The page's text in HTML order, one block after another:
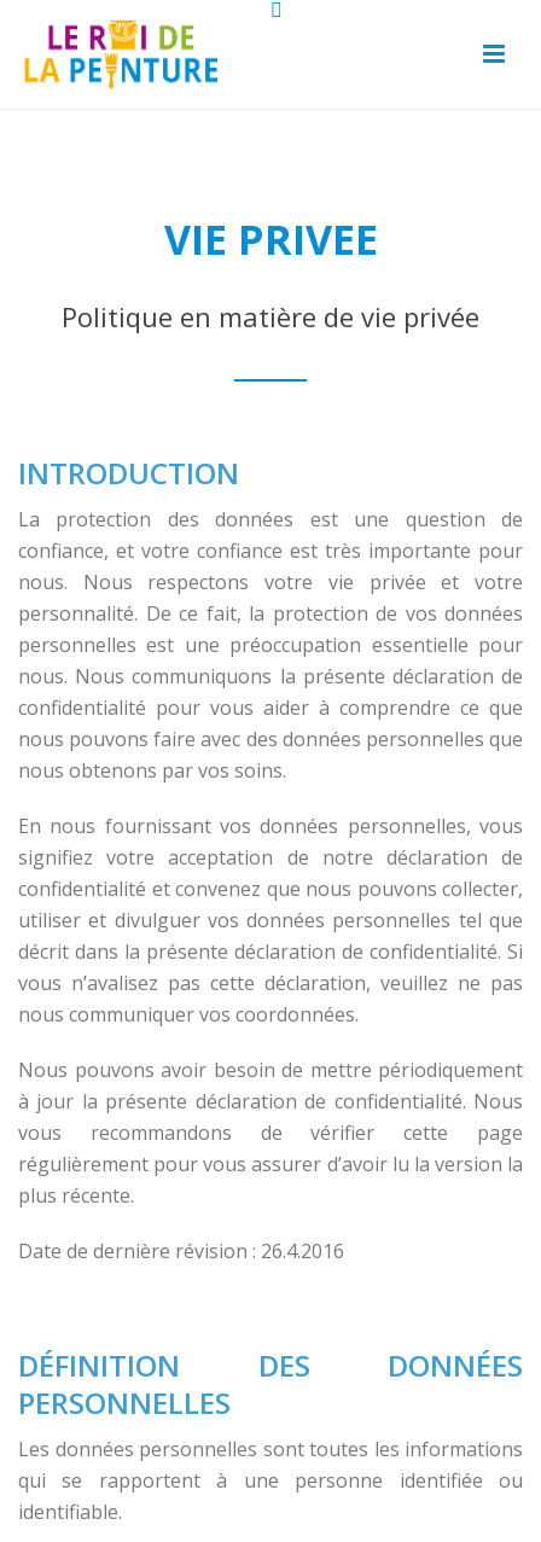
VIE PRIVEE
Politique en matière de vie privée
INTRODUCTION
La protection des données est une question de
confiance, et votre confiance est très importante pour
nous. Nous respectons votre vie privée et votre
personnalité. De ce fait, la protection de vos données
personnelles est une préoccupation essentielle pour
nous. Nous communiquons la présente déclaration de
confidentialité pour vous aider à comprendre ce que
nous pouvons faire avec des données personnelles que
nous obtenons par vos soins.
En nous fournissant vos données personnelles, vous
signifiez votre acceptation de notre déclaration de
confidentialité et convenez que nous pouvons collecter,
utiliser et divulguer vos données personnelles tel que
décrit dans la présente déclaration de confidentialité. Si
vous n’avalisez pas cette déclaration, veuillez ne pas
nous communiquer vos coordonnées.
Nous pouvons avoir besoin de mettre périodiquement
à jour la présente déclaration de confidentialité. Nous
vous recommandons de vérifier cette page
régulièrement pour vous assurer d’avoir lu la version la
plus récente.
Date de dernière révision : 26.4.2016
DÉFINITION DES DONNÉES
PERSONNELLES
Les données personnelles sont toutes les informations
qui se rapportent à une personne identifiée ou
identifiable.